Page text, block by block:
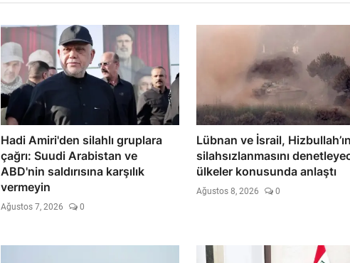
Hadi Amiri'den silahlı gruplara
çağrı: Suudi Arabistan ve
ABD'nin saldırısına karşılık
vermeyin
Ağustos 7, 2026 0
Lübnan ve İsrail, Hizbullah’ın
silahsızlanmasını
ülkeler konusunda anlaştı
Ağustos 8, 2026 0